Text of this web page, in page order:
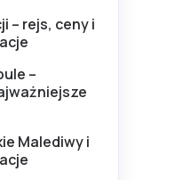
– rejs, ceny i
–
Malediwy i